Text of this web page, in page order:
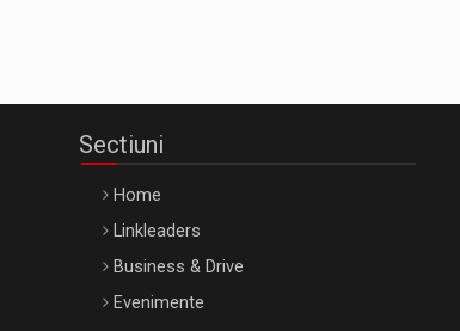
Sectiuni
Home
Linkleaders
Business & Drive
Evenimente